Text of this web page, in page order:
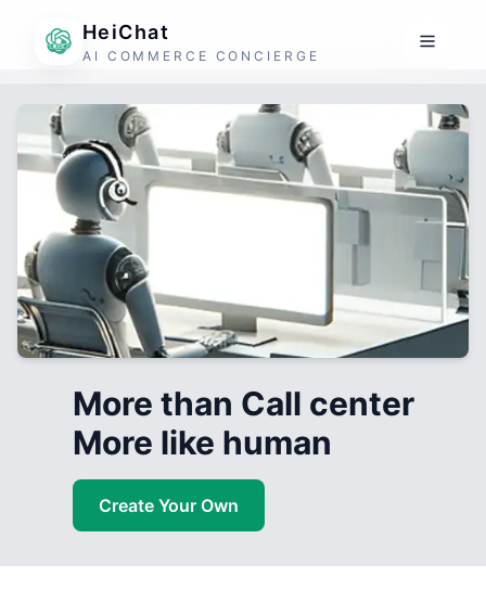
HeiChat
AI COMMERCE CONCIERGE
More than Call center
More like human
Create Your Own